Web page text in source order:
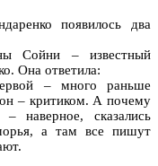
появилось два
Сойни – известный
Она ответила:
– много раньше
– критиком. А почему
наверное, сказались
а там все пишут